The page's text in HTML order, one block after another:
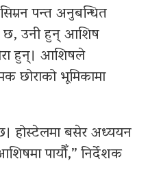
पन्त अनुबन्धित
छ, उनी हुन् आशिष
हुन्। आशिषले
छोराको भूमिकामा
होस्टेलमा बसेर अध्ययन
पायौँ,” निर्देशक